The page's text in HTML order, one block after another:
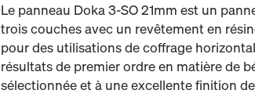
Le panneau Doka 3-SO 21mm est un
trois couches avec un revêtement en
pour des utilisations de coffrage
résultats de premier ordre en matière de
sélectionnée et à une excellente finition